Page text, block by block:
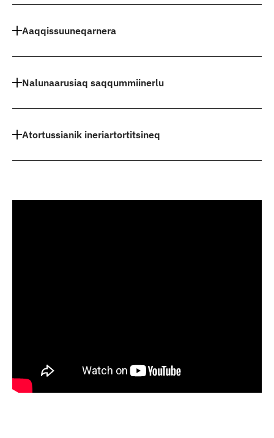
Aaqqissuuneqarnera
Nalunaarusiaq saqqummiinerlu
Atortussianik ineriartortitsineq